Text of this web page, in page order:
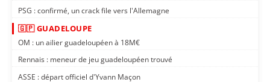
PSG : confirmé, un crack file vers l'Allemagne
🇬🇵 GUADELOUPE
OM : un ailier guadeloupéen à 18M€
Rennais : meneur de jeu guadeloupéen trouvé
ASSE : départ officiel d'Yvann Maçon